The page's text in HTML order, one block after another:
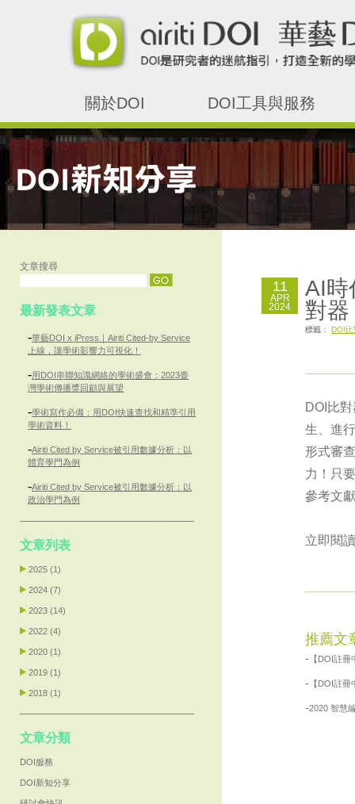
關於DOI DOI工具與服務
文章搜尋
最新發表文章
-華藝DOI x iPress｜Airiti Cited-by Service
上線，讓學術影響力可視化！
-用DOI串聯知識網絡的學術盛會：2023臺
灣學術傳播獎回顧與展望
-學術寫作必備：用DOI快速查找和精準引用
學術資料！
-Airiti Cited by Service被引用數據分析：以
體育學門為例
-Airiti Cited by Service被引用數據分析：以
政治學門為例
文章列表
2025 (1)
2024 (7)
2023 (14)
2022 (4)
2020 (1)
2019 (1)
2018 (1)
文章分類
DOI服務
DOI新知分享
11
APR
2024
AI時
對器
標籤： DOI比
DOI比
生、進
形式審
力！只
參考文
立即閱
推薦文
- 【DOI註
- 【DOI註
-2020 智慧